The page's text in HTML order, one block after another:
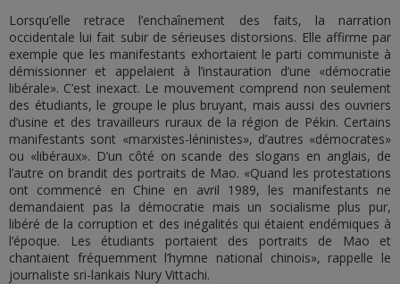
Lorsqu’elle retrace l’enchaînement des faits, la narration
occidentale lui fait subir de sérieuses distorsions. Elle affirme par
exemple que les manifestants exhortaient le parti communiste à
démissionner et appelaient à l’instauration d’une «démocratie
libérale». C’est inexact. Le mouvement comprend non seulement
des étudiants, le groupe le plus bruyant, mais aussi des ouvriers
d’usine et des travailleurs ruraux de la région de Pékin. Certains
manifestants sont «marxistes-léninistes», d’autres «démocrates»
ou «libéraux». D’un côté on scande des slogans en anglais, de
l’autre on brandit des portraits de Mao. «Quand les protestations
ont commencé en Chine en avril 1989, les manifestants ne
demandaient pas la démocratie mais un socialisme plus pur,
libéré de la corruption et des inégalités qui étaient endémiques à
l’époque. Les étudiants portaient des portraits de Mao et
chantaient fréquemment l’hymne national chinois», rappelle le
journaliste sri-lankais Nury Vittachi.